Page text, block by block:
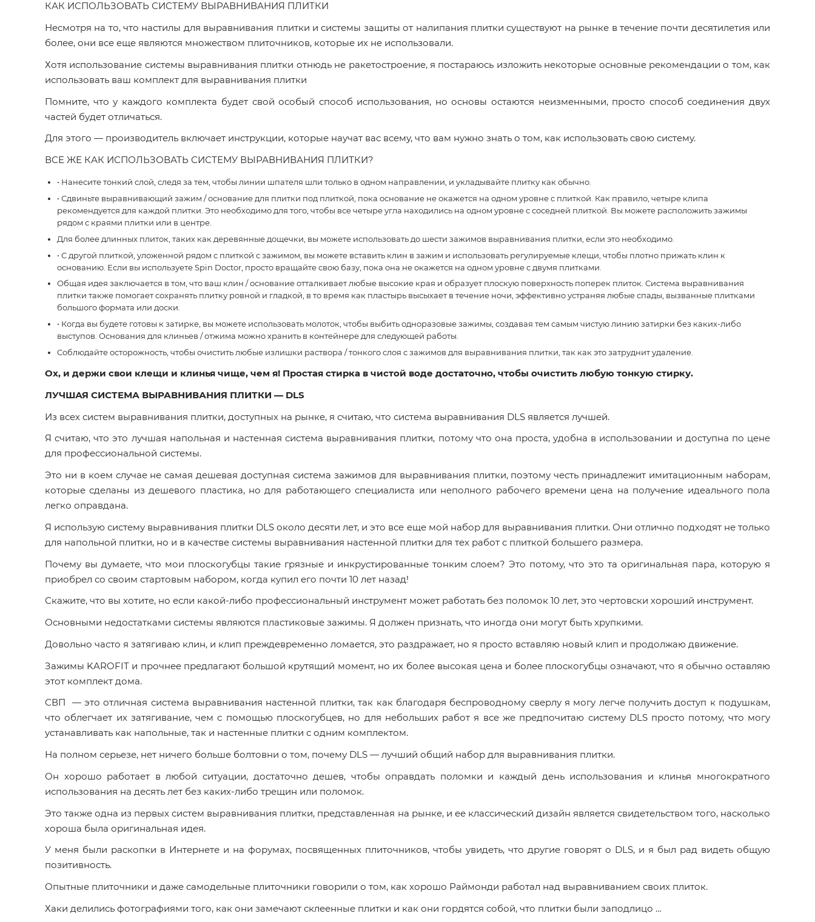
КАК ИСПОЛЬЗОВАТЬ СИСТЕМУ ВЫРАВНИВАНИЯ ПЛИТКИ
Несмотря на то, что настилы для выравнивания плитки и системы защиты от налипания плитки существуют на рынке в течение почти десятилетия или
более, они все еще являются множеством плиточников, которые их не использовали.
Хотя использование системы выравнивания плитки отнюдь не ракетостроение, я постараюсь изложить некоторые основные рекомендации о том, как
использовать ваш комплект для выравнивания плитки
Помните, что у каждого комплекта будет свой особый способ использования, но основы остаются неизменными, просто способ соединения двух
частей будет отличаться.
Для этого — производитель включает инструкции, которые научат вас всему, что вам нужно знать о том, как использовать свою систему.
ВСЕ ЖЕ КАК ИСПОЛЬЗОВАТЬ СИСТЕМУ ВЫРАВНИВАНИЯ ПЛИТКИ?
• Нанесите тонкий слой, следя за тем, чтобы линии шпателя шли только в одном направлении, и укладывайте плитку как обычно.
• Сдвиньте выравнивающий зажим / основание для плитки под плиткой, пока основание не окажется на одном уровне с плиткой. Как правило, четыре клипа
рекомендуется для каждой плитки. Это необходимо для того, чтобы все четыре угла находились на одном уровне с соседней плиткой. Вы можете расположить зажимы
рядом с краями плитки или в центре.
Для более длинных плиток, таких как деревянные дощечки, вы можете использовать до шести зажимов выравнивания плитки, если это необходимо.
• С другой плиткой, уложенной рядом с плиткой с зажимом, вы можете вставить клин в зажим и использовать регулируемые клещи, чтобы плотно прижать клин к
основанию. Если вы используете Spin Doctor, просто вращайте свою базу, пока она не окажется на одном уровне с двумя плитками.
Общая идея заключается в том, что ваш клин / основание отталкивает любые высокие края и образует плоскую поверхность поперек плиток. Система выравнивания
плитки также помогает сохранять плитку ровной и гладкой, в то время как пластырь высыхает в течение ночи, эффективно устраняя любые спады, вызванные плитками
большого формата или доски.
• Когда вы будете готовы к затирке, вы можете использовать молоток, чтобы выбить одноразовые зажимы, создавая тем самым чистую линию затирки без каких-либо
выступов. Основания для клиньев / отжима можно хранить в контейнере для следующей работы.
Соблюдайте осторожность, чтобы очистить любые излишки раствора / тонкого слоя с зажимов для выравнивания плитки, так как это затруднит удаление.
Ох, и держи свои клещи и клинья чище, чем я! Простая стирка в чистой воде достаточно, чтобы очистить любую тонкую стирку.
ЛУЧШАЯ СИСТЕМА ВЫРАВНИВАНИЯ ПЛИТКИ — DLS
Из всех систем выравнивания плитки, доступных на рынке, я считаю, что система выравнивания DLS является лучшей.
Я считаю, что это лучшая напольная и настенная система выравнивания плитки, потому что она проста, удобна в использовании и доступна по цене
для профессиональной системы.
Это ни в коем случае не самая дешевая доступная система зажимов для выравнивания плитки, поэтому честь принадлежит имитационным наборам,
которые сделаны из дешевого пластика, но для работающего специалиста или неполного рабочего времени цена на получение идеального пола
легко оправдана.
Я использую систему выравнивания плитки DLS около десяти лет, и это все еще мой набор для выравнивания плитки. Они отлично подходят не только
для напольной плитки, но и в качестве системы выравнивания настенной плитки для тех работ с плиткой большего размера.
Почему вы думаете, что мои плоскогубцы такие грязные и инкрустированные тонким слоем? Это потому, что это та оригинальная пара, которую я
приобрел со своим стартовым набором, когда купил его почти 10 лет назад!
Скажите, что вы хотите, но если какой-либо профессиональный инструмент может работать без поломок 10 лет, это чертовски хороший инструмент.
Основными недостатками системы являются пластиковые зажимы. Я должен признать, что иногда они могут быть хрупкими.
Довольно часто я затягиваю клин, и клип преждевременно ломается, это раздражает, но я просто вставляю новый клип и продолжаю движение.
Зажимы KAROFIT и прочнее предлагают большой крутящий момент, но их более высокая цена и более плоскогубцы означают, что я обычно оставляю
этот комплект дома.
СВП — это отличная система выравнивания настенной плитки, так как благодаря беспроводному сверлу я могу легче получить доступ к подушкам,
что облегчает их затягивание, чем с помощью плоскогубцев, но для небольших работ я все же предпочитаю систему DLS просто потому, что могу
устанавливать как напольные, так и настенные плитки с одним комплектом.
На полном серьезе, нет ничего больше болтовни о том, почему DLS — лучший общий набор для выравнивания плитки.
Он хорошо работает в любой ситуации, достаточно дешев, чтобы оправдать поломки и каждый день использования и клинья многократного
использования на десять лет без каких-либо трещин или поломок.
Это также одна из первых систем выравнивания плитки, представленная на рынке, и ее классический дизайн является свидетельством того, насколько
хороша была оригинальная идея.
У меня были раскопки в Интернете и на форумах, посвященных плиточников, чтобы увидеть, что другие говорят о DLS, и я был рад видеть общую
позитивность.
Опытные плиточники и даже самодельные плиточники говорили о том, как хорошо Раймонди работал над выравниванием своих плиток.
Хаки делились фотографиями того, как они замечают склеенные плитки и как они гордятся собой, что плитки были заподлицо …